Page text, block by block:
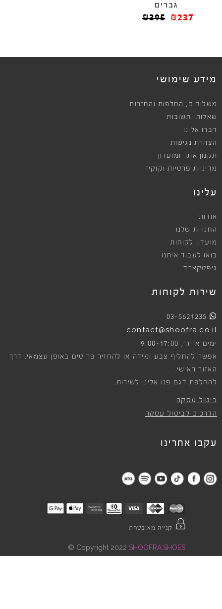
גברים
₪395 ₪237
מידע שימושי
משלוחים , החלפות והחזרות
שאלות ותשובות
דברו אלינו
הצהרת נגישות
תקנון אתר ומועדון
מדיניות פרטיות וקוקיז
עלינו
אודות
החנויות שלנו
מועדון לקוחות
בואו לעבוד איתנו
גיפטקארד
שירות לקוחות
03-5621235
contact@shoofra.co.il
ימים א׳-ה׳, 9:00-17:00
אפשר להחליף צבע ומידה או להחזיר פריטים באופן עצמאי, דרך
האזור האישי.
להחלפת דגם פנו אלינו לשירות.
ביטול עסקה
הדרכים לביטול עסקה
עקבו אחרינו
קנייה מאובטחת
Copyright 2022 SHOOFRA.SHOES
©